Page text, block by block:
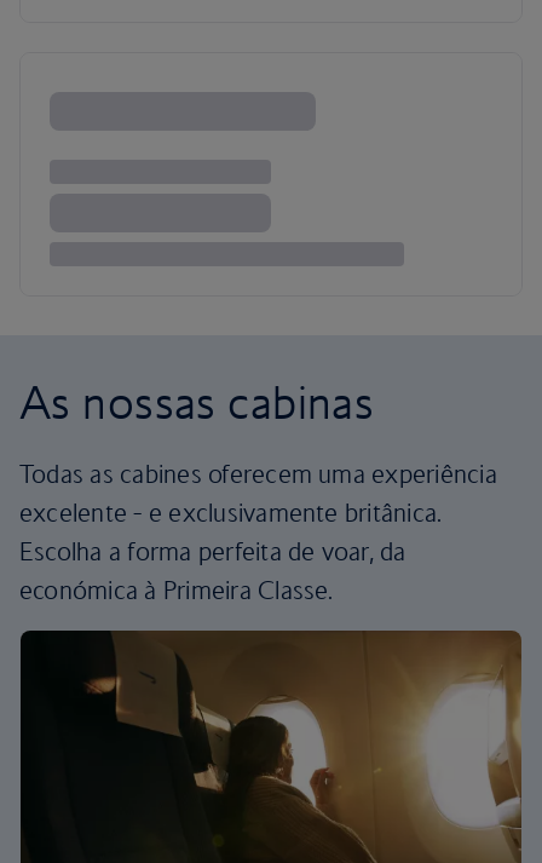
As nossas cabinas
Todas as cabines oferecem uma experiência
excelente - e exclusivamente britânica.
Escolha a forma perfeita de voar, da
económica à Primeira Classe.